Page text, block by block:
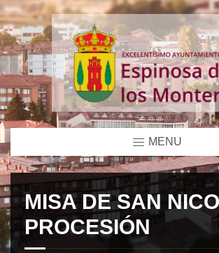
MENU
MISA DE SAN
PROCESIÓN